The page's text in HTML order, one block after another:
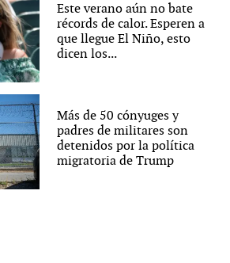
Este verano aún no bate
récords de calor. Esperen a
que llegue El Niño, esto
dicen los...
Más de 50 cónyuges y
padres de militares son
detenidos por la política
migratoria de Trump